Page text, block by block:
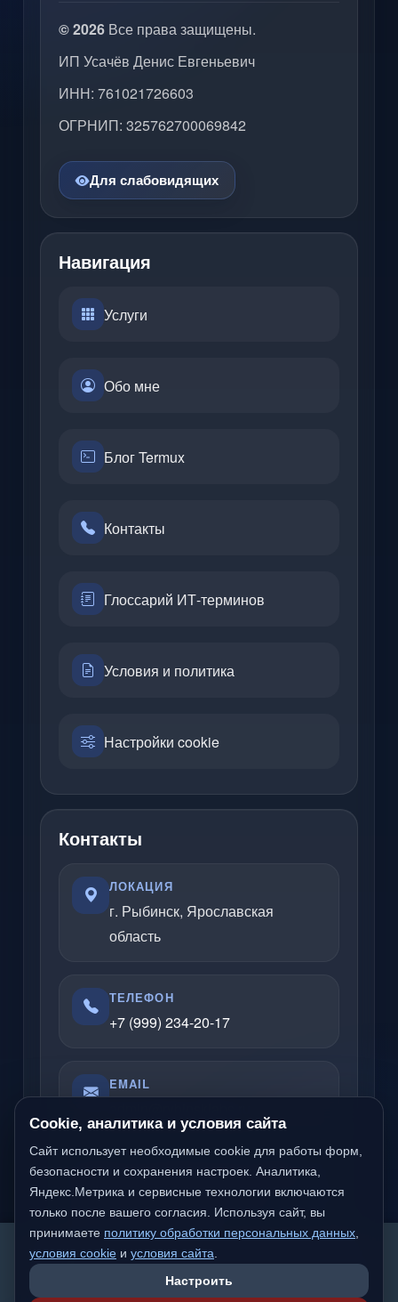
We detected you are likely not from a Russian-
speaking region. Would you like to switch to the
international version of the site?
© 2026 Все права защищены.
ИП Усачёв Денис Евгеньевич
ИНН: 761021726603
ОГРНИП: 325762700069842
Для слабовидящих
Навигация
Услуги
Обо мне
Блог Termux
Контакты
Глоссарий ИТ-терминов
Условия и политика
Настройки cookie
Контакты
ЛОКАЦИЯ
г. Рыбинск, Ярославская
область
ТЕЛЕФОН
+7 (999) 234-20-17
EMAIL
Отвечаю по вопросам услуг, сайтов,
серверов, облачных решений и
компьютерной помощи.
Cookie, аналитика и условия сайта
Сайт использует необходимые cookie для работы форм,
безопасности и сохранения настроек. Аналитика,
Яндекс.Метрика и сервисные технологии включаются
только после вашего согласия. Используя сайт, вы
принимаете политику обработки персональных данных
условия cookie и условия сайта
Настроить